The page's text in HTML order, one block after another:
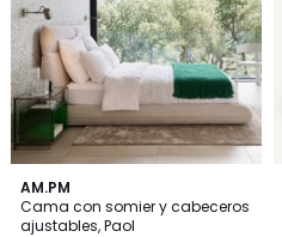
AM.PM
Cama con somier y cabeceros
ajustables, Paol
4,5
/ 5